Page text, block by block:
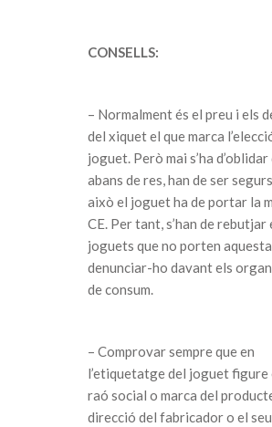
CONSELLS:
– Normalment és el preu i els
del xiquet el que marca
joguet. Però mai s’ha d’oblidar
abans de res, han de ser
això el joguet ha de portar la
CE. Per tant, s’han de rebutjar
joguets que no porten
denunciar-ho davant els
de consum.
– Comprovar sempre que en
l’etiquetatge del joguet figure
raó social o marca del
direcció del fabricador o el seu